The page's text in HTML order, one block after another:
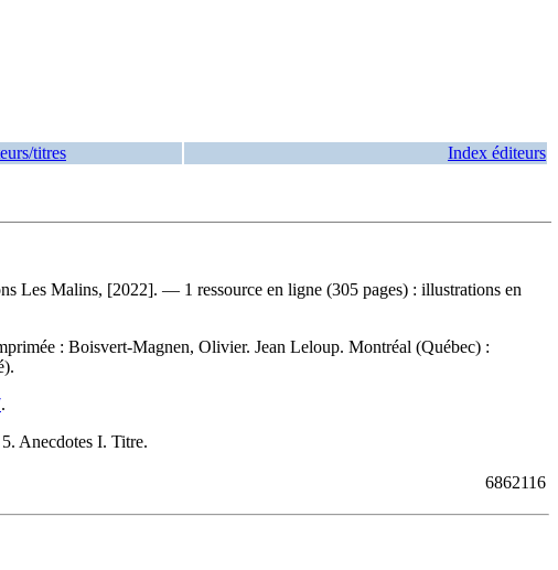
titres Index éditeurs
Les Malins, [2022]. — 1 ressource en ligne (305 pages) : illustrations en
: Boisvert-Magnen, Olivier. Jean Leloup. Montréal (Québec) :
.
Anecdotes I. Titre.
6862116